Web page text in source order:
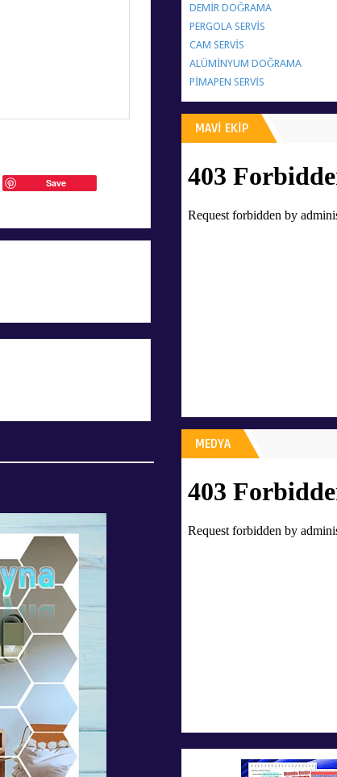
Save
DEMİR DOĞRAMA
PERGOLA SERVİS
CAM SERVİS
ALÜMİNYUM DOĞRAMA
PİMAPEN SERVİS
MAVİ EKİP
MEDYA